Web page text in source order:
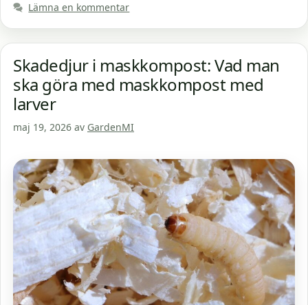
Lämna en kommentar
Skadedjur i maskkompost: Vad man
ska göra med maskkompost med
larver
maj 19, 2026 av GardenMI